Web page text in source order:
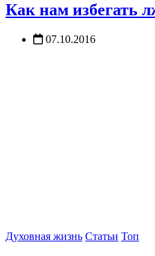
Как нам избегать
07.10.2016
Духовная жизнь Статьи Топ